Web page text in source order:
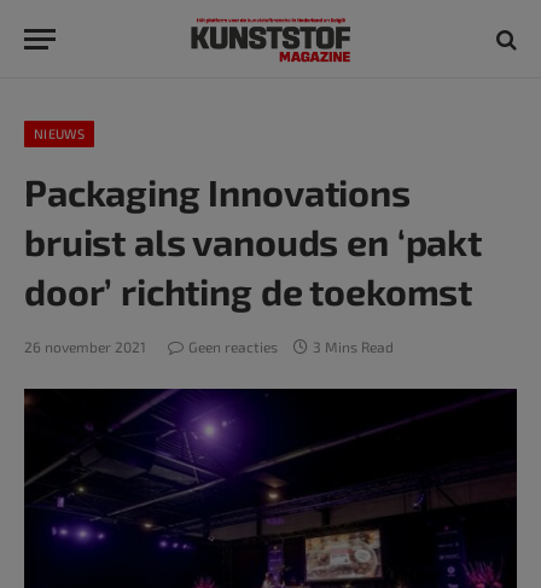
NIEUWS
Packaging Innovations
bruist als vanouds en ‘pakt
door’ richting de toekomst
26 november 2021 Geen reacties 3 Mins Read